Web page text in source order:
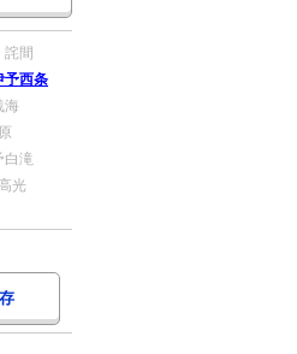
詫間
予西条
海
白滝
高光